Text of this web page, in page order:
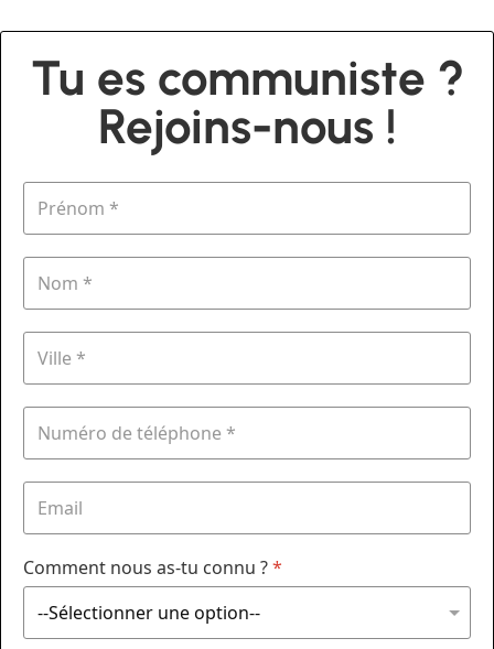
Tu es communiste ?
Rejoins-nous !
Comment nous as-tu connu ?*